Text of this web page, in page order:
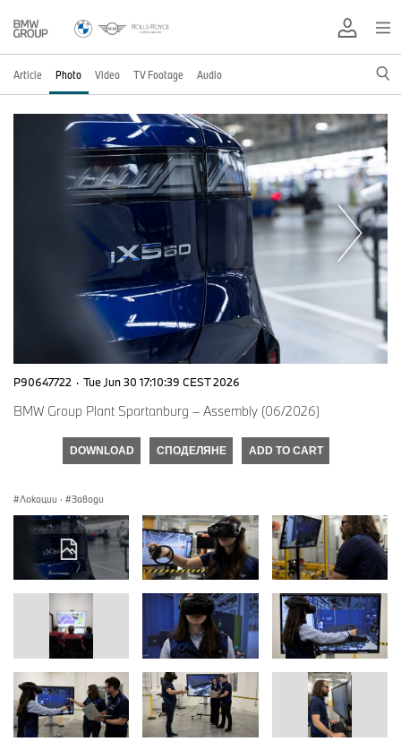
Article Photo Video TV Footage Audio
P90647722 · Tue Jun 30 17:10:39 CEST 2026
BMW Group Plant Spartanburg – Assembly (06/2026)
DOWNLOAD СПОДЕЛЯНЕ ADD TO CART
Локации · Заводи